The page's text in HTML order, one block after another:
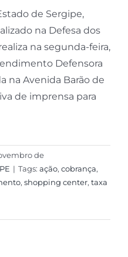
de Sergipe,
na Defesa dos
na segunda-feira,
Defensora
na Avenida Barão de
de imprensa para
de
| Tags: ação, cobrança,
, shopping center, taxa